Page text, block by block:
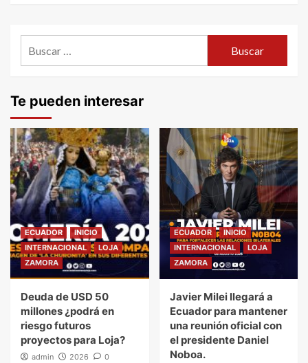
Te pueden interesar
ECUADOR
INICIO
INTERNACIONAL
LOJA
ZAMORA
Deuda de USD 50
millones ¿podrá en
riesgo futuros
proyectos para Loja?
admin 2026 0
ECUADOR
INICIO
INTERNACIONAL
LOJA
ZAMORA
Javier Milei llegará a
Ecuador para mantener
una reunión oficial con
el presidente Daniel
Noboa.